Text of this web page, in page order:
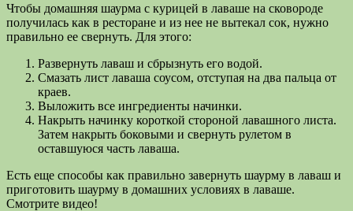
Чтобы домашняя шаурма с курицей в лаваше на сковороде
получилась как в ресторане и из нее не вытекал сок, нужно
правильно ее свернуть. Для этого:
Развернуть лаваш и сбрызнуть его водой.
Смазать лист лаваша соусом, отступая на два пальца от
краев.
Выложить все ингредиенты начинки.
Накрыть начинку короткой стороной лавашного листа.
Затем накрыть боковыми и свернуть рулетом в
оставшуюся часть лаваша.
Есть еще способы как правильно завернуть шаурму в лаваш и
приготовить шаурму в домашних условиях в лаваше.
Смотрите видео!